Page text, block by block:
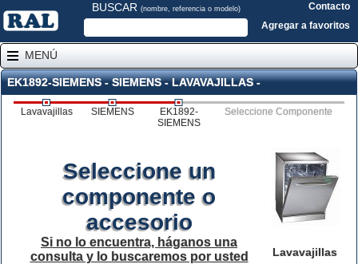
BUSCAR (nombre, referencia o modelo)
Contacto
Agregar a favoritos
MENÚ
EK1892-SIEMENS - SIEMENS - LAVAVAJILLAS -
Lavavajillas SIEMENS
EK1892-
SIEMENS
Seleccione Componente
Lavavajillas
Seleccione un
componente o
accesorio
Si no lo encuentra, háganos una
consulta y lo buscaremos por usted